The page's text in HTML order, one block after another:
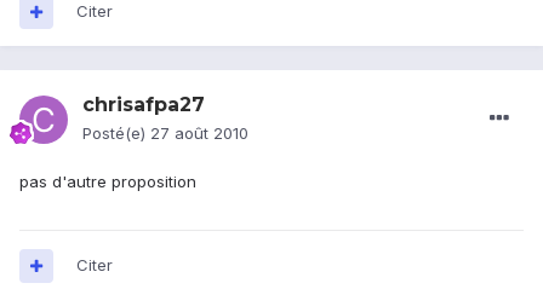
Citer
chrisafpa27
Posté(e) 27 août 2010
pas d'autre proposition
Citer